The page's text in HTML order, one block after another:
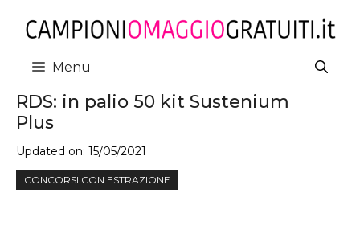
contenuto
Menu
RDS: in palio 50 kit Sustenium
Plus
Updated on: 15/05/2021
CONCORSI CON ESTRAZIONE